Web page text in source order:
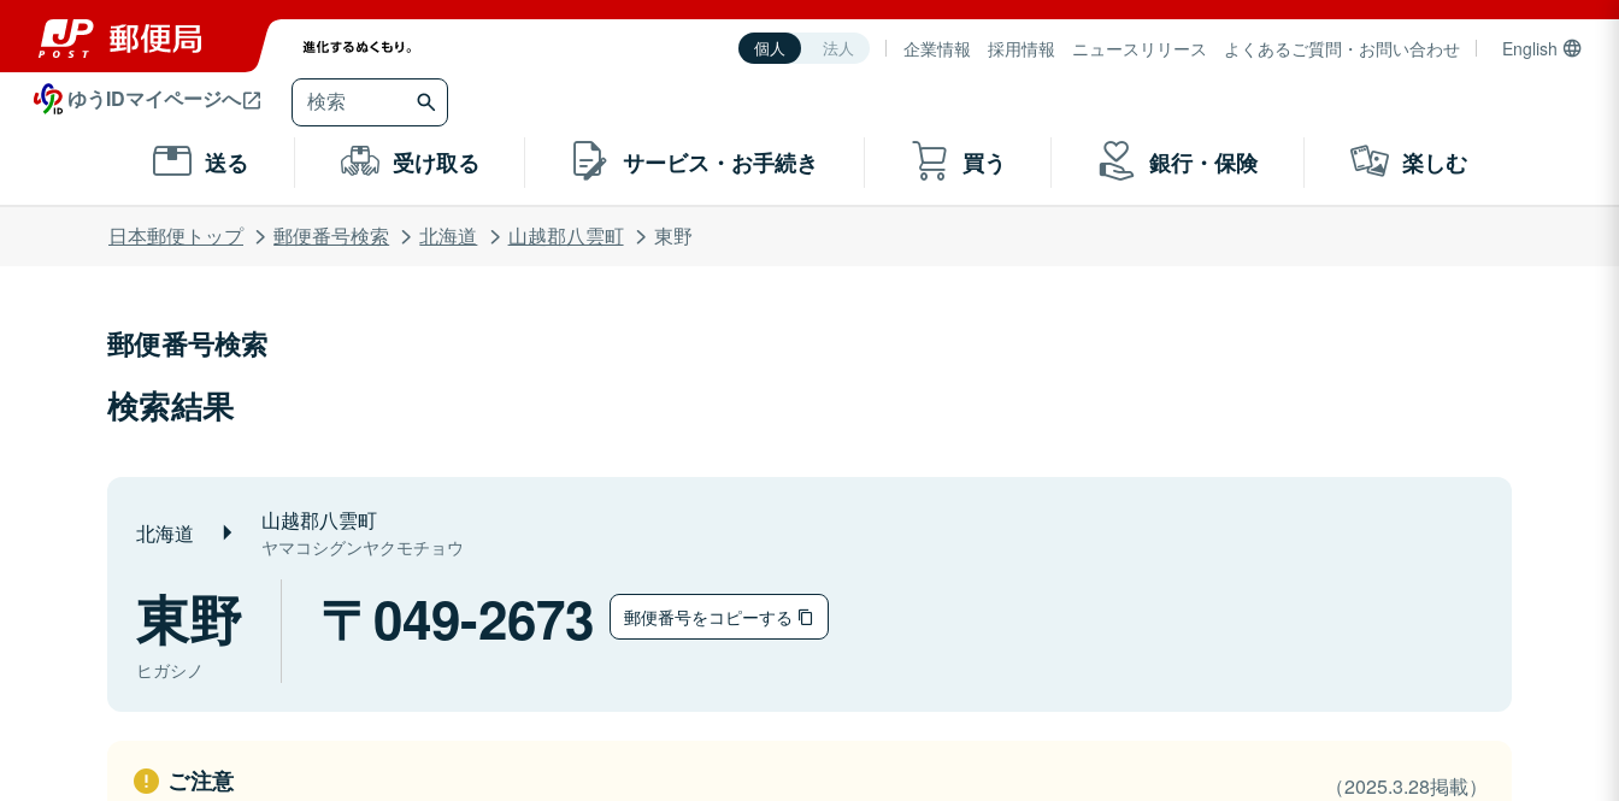
個人 法人 企業情報 採用情報 ニュースリリース よくあるご質問・お問い合わせ English
ゆうIDマイページへ
送る 受け取る サービス・お手続き 買う 銀行・保険 楽しむ
日本郵便トップ 郵便番号検索 北海道 山越郡八雲町 東野
郵便番号検索
検索結果
北海道 山越郡八雲町
ヤマコシグンヤクモチョウ
東野
ヒガシノ
049-2673 郵便番号をコピーする
ご注意
（2025.3.28掲載）